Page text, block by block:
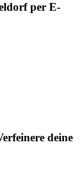
per E-
deine